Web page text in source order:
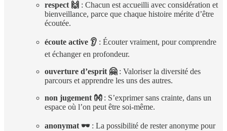
respect 🙌 : Chacun est accueilli avec considération et
bienveillance, parce que chaque histoire mérite d’être
écoutée.
écoute active 👂 : Écouter vraiment, pour comprendre
et échanger en profondeur.
ouverture d’esprit 🤗: Valoriser la diversité des
parcours et apprendre les uns des autres.
non jugement 👐: S’exprimer sans crainte, dans un
espace où l’on peut être soi-même.
anonymat 🕶️: La possibilité de rester anonyme pour